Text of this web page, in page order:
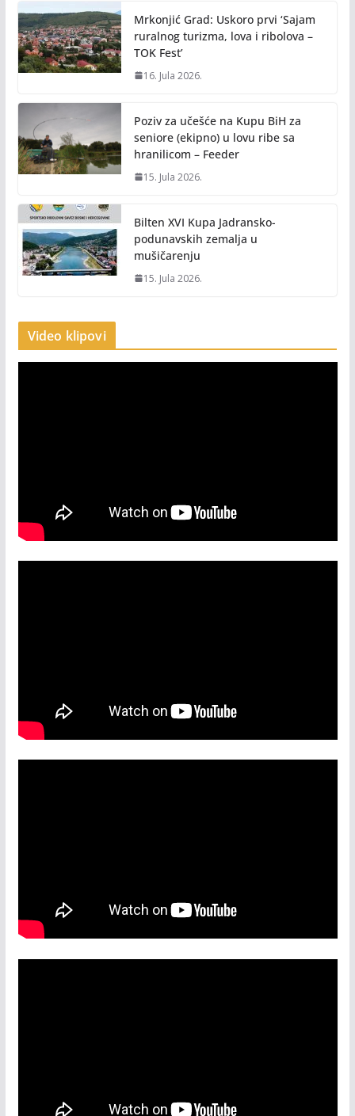
Mrkonjić Grad: Uskoro prvi ‘Sajam
ruralnog turizma, lova i ribolova –
TOK Fest’
16. Jula 2026.
Poziv za učešće na Kupu BiH za
seniore (ekipno) u lovu ribe sa
hranilicom – Feeder
15. Jula 2026.
Bilten XVI Kupa Jadransko-
podunavskih zemalja u
mušičarenju
15. Jula 2026.
Video klipovi